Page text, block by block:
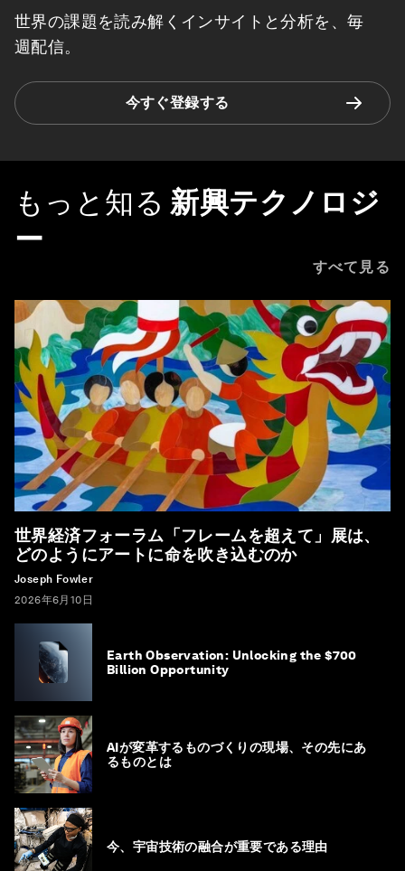
世界の課題を読み解くインサイトと分析を、毎
週配信。
今すぐ登録する
もっと知る 新興テクノロジ
ー
すべて見る
世界経済フォーラム「フレームを超えて」展は、
どのようにアートに命を吹き込むのか
Joseph Fowler
2026年6月10日
Earth Observation: Unlocking the $700
Billion Opportunity
AIが変革するものづくりの現場、その先にあ
るものとは
今、宇宙技術の融合が重要である理由